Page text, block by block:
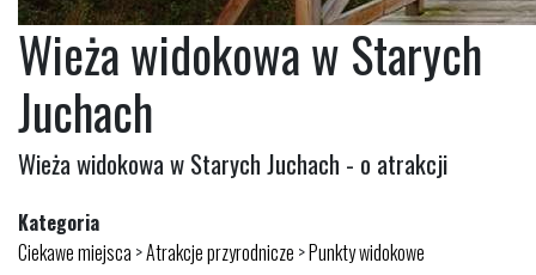
Wieża widokowa w Starych
Juchach
Wieża widokowa w Starych Juchach - o atrakcji
Kategoria
Ciekawe miejsca >Atrakcje przyrodnicze >Punkty widokowe